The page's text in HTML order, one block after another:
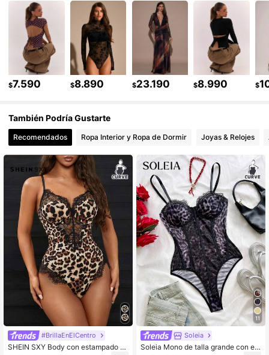
4,87 572K Seguidores
4,87 572K Seguidores
4,87 572K Seguidores
4,87 572K Seguidores
4,87 572K Seguidores
4,87 572K Seguidores
$7.590 $8.890 $23.190 $8.990 $
También Podría Gustarte
Recomendados Ropa Interior y Ropa de Dormir Joyas & Relojes
#BrillaEnElCentro
SHEIN SXY Body con estampado d
11
Soleia
Soleia Mono de talla grande con est